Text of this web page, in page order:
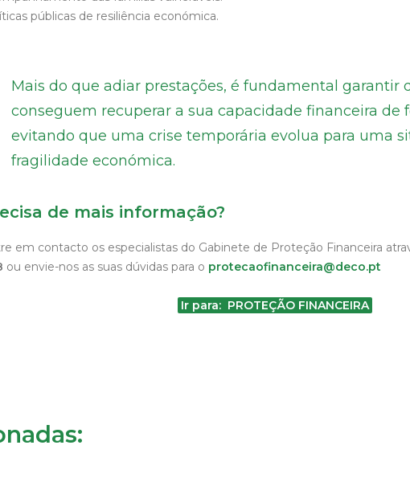
públicas de resiliência económica.
Mais do que adiar prestações, é fundamental garantir
conseguem recuperar a sua capacidade financeira de
evitando que uma crise temporária evolua para uma
fragilidade económica.
de mais informação?
em contacto os especialistas do Gabinete de Proteção Financeira
ou envie-nos as suas dúvidas para o protecaofinanceira@deco.pt
Ir para: PROTEÇÃO FINANCEIRA